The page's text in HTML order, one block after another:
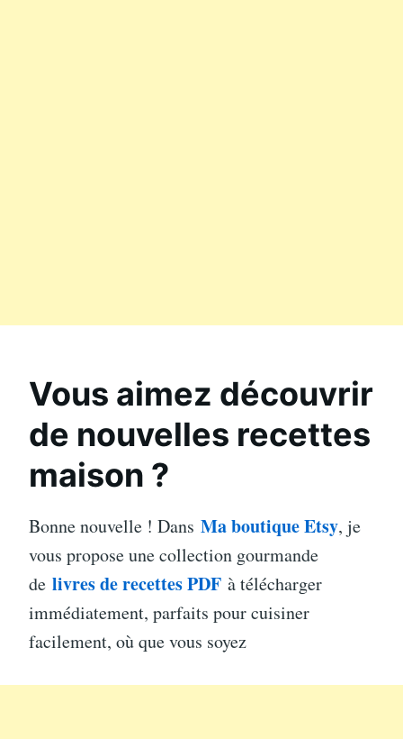
Vous aimez découvrir
de nouvelles recettes
maison ?
Bonne nouvelle ! Dans Ma boutique Etsy, je
vous propose une collection gourmande
de livres de recettes PDF à télécharger
immédiatement, parfaits pour cuisiner
facilement, où que vous soyez